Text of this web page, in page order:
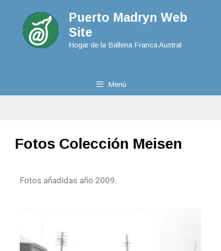
Puerto Madryn Web
Site
Hogar de la Ballena Franca Austral
Menú
Fotos Colección Meisen
Fotos añadidas año 2009.